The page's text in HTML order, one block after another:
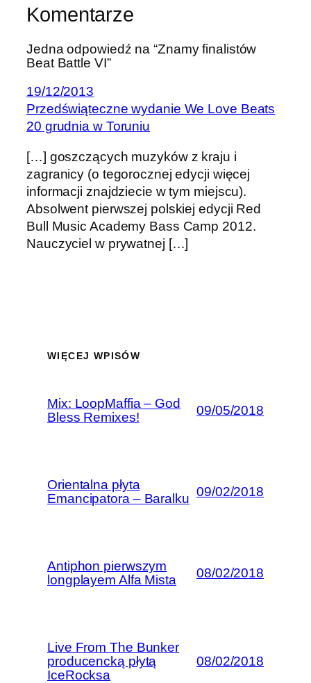
Komentarze
Jedna odpowiedź na “Znamy finalistów
Beat Battle VI”
19/12/2013
Przedświąteczne wydanie We Love Beats
20 grudnia w Toruniu
[…] goszczących muzyków z kraju i
zagranicy (o tegorocznej edycji więcej
informacji znajdziecie w tym miejscu).
Absolwent pierwszej polskiej edycji Red
Bull Music Academy Bass Camp 2012.
Nauczyciel w prywatnej […]
WIĘCEJ WPISÓW
Mix: LoopMaffia – God
Bless Remixes!
09/05/2018
Orientalna płyta
Emancipatora – Baralku 09/02/2018
Antiphon pierwszym
longplayem Alfa Mista
08/02/2018
Live From The Bunker
producencką płytą
IceRocksa
08/02/2018